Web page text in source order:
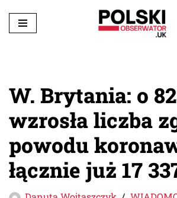
Przejdź
W. Brytania: o
wzrosła liczba
powodu
łącznie już 17